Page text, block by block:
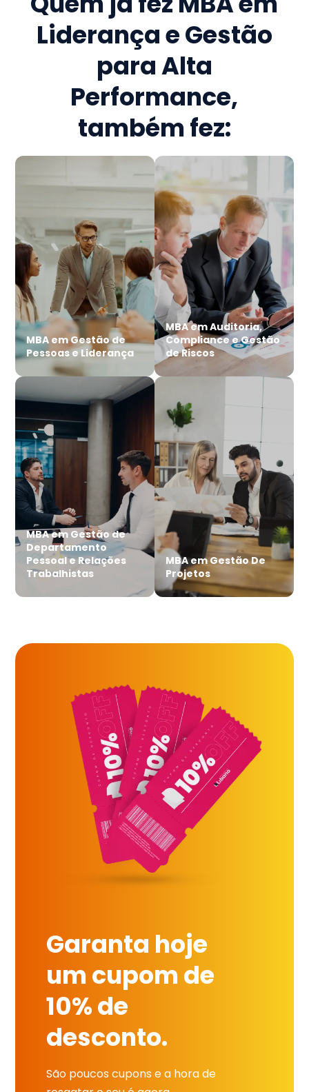
Liderança e Gestão
para Alta
Performance,
também fez:
MBA em Gestão de
Pessoas e Liderança
MBA em Auditoria,
Compliance e Gestão
de Riscos
MBA em Gestão de
Departamento
Pessoal e Relações
Trabalhistas
MBA em Gestão De
Projetos
Garanta hoje
um cupom de
10% de
desconto.
São poucos cupons e a hora de